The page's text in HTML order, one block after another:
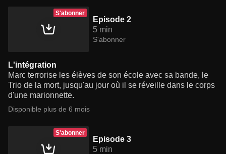
S'abonner
Episode 2
5 min
S'abonner
L'intégration
Marc terrorise les élèves de son école avec sa bande, le
Trio de la mort, jusqu'au jour où il se réveille dans le corps
d'une marionnette.
Disponible plus de 6 mois
S'abonner
Episode 3
5 min